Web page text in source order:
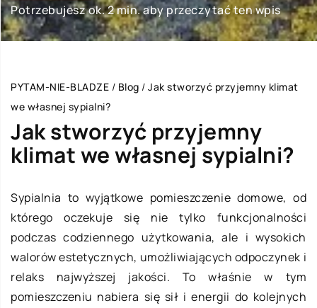
Potrzebujesz ok. 2 min. aby przeczytać ten wpis
PYTAM-NIE-BLADZE / Blog / Jak stworzyć przyjemny klimat
we własnej sypialni?
Jak stworzyć przyjemny
klimat we własnej sypialni?
Sypialnia to wyjątkowe pomieszczenie domowe, od
którego oczekuje się nie tylko funkcjonalności
podczas codziennego użytkowania, ale i wysokich
walorów estetycznych, umożliwiających odpoczynek i
relaks najwyższej jakości. To właśnie w tym
pomieszczeniu nabiera się sił i energii do kolejnych